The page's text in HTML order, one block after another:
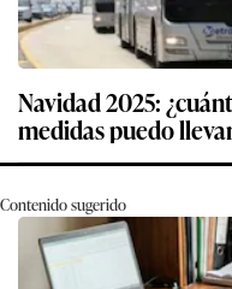
Navidad 2025:
medidas puedo
Contenido sugerido